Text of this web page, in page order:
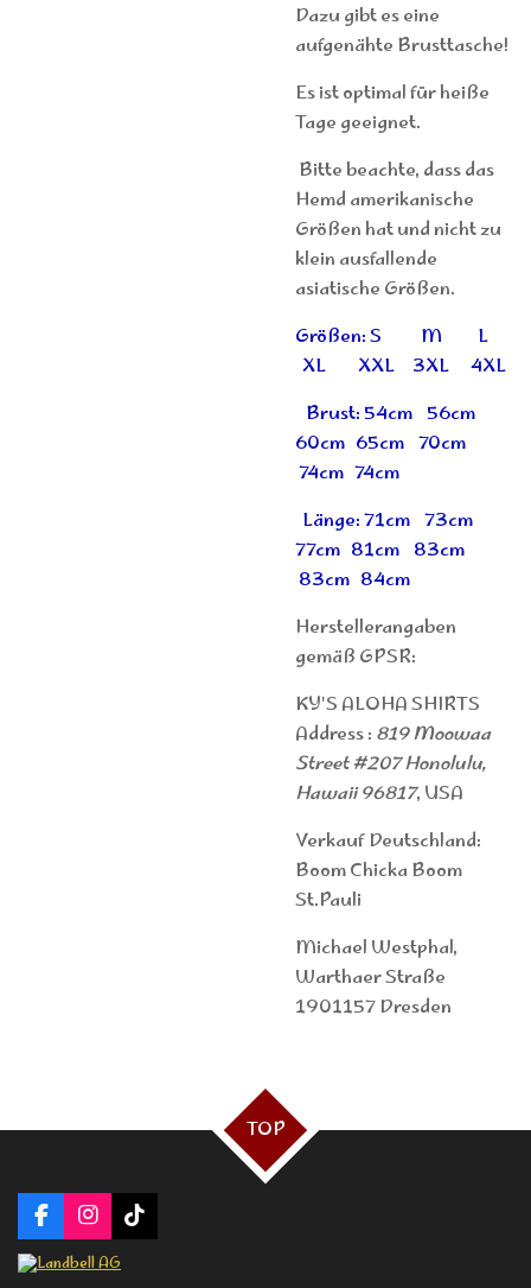
Dazu gibt es eine
aufgenähte Brusttasche!
Es ist optimal für heiße
Tage geeignet.
Bitte beachte, dass das
Hemd amerikanische
Größen hat und nicht zu
klein ausfallende
asiatische Größen.
Größen: S M L
XL XXL 3XL 4XL
Brust: 54cm 56cm
60cm 65cm 70cm
74cm 74cm
Länge: 71cm 73cm
77cm 81cm 83cm
83cm 84cm
Herstellerangaben
gemäß GPSR:
KY'S ALOHA SHIRTS
Address :819 Moowaa
Street #207 Honolulu,
Hawaii 96817, USA
Verkauf Deutschland:
Boom Chicka Boom
St.Pauli
Michael Westphal,
Warthaer Straße
1901157 Dresden
TOP
F
a
c
I
n
s
T
i